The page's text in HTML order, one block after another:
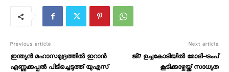
Previous article
ഇന്ത്യൻ മഹാസമുദ്രത്തിൽ ഇറാൻ
എണ്ണക്കപ്പൽ പിടിച്ചെടുത്ത് യുഎസ്
Next article
ജി7 ഉച്ചകോടിയിൽ മോദി-ട്രംപ്
കൂടിക്കാഴ്ചയ്ക്ക് സാധ്യത